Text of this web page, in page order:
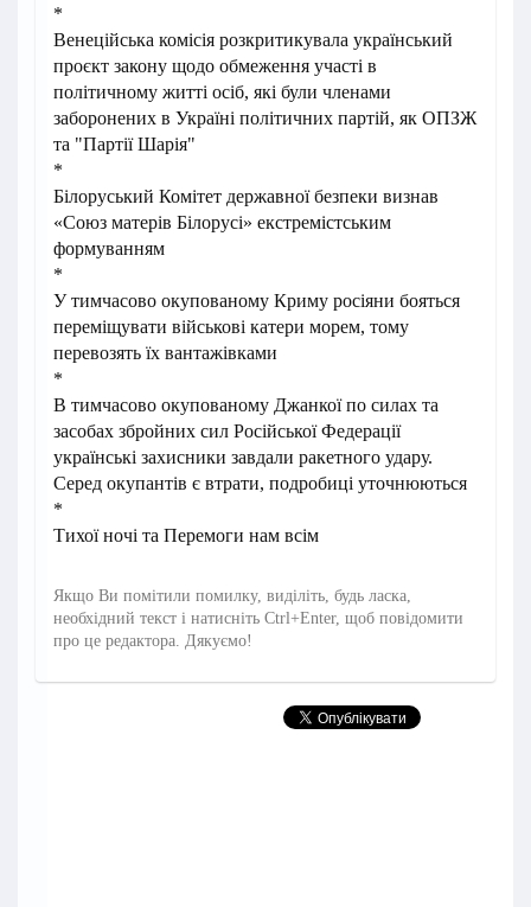
*
Венеційська комісія розкритикувала український
проєкт закону щодо обмеження участі в
політичному житті осіб, які були членами
заборонених в Україні політичних партій, як ОПЗЖ
та "Партії Шарія"
*
Білоруський Комітет державної безпеки визнав
«Союз матерів Білорусі» екстремістським
формуванням
*
У тимчасово окупованому Криму росіяни бояться
переміщувати військові катери морем, тому
перевозять їх вантажівками
*
В тимчасово окупованому Джанкої по силах та
засобах збройних сил Російської Федерації
українські захисники завдали ракетного удару.
Серед окупантів є втрати, подробиці уточнюються
*
Тихої ночі та Перемоги нам всім
Якщо Ви помітили помилку, виділіть, будь ласка,
необхідний текст і натисніть Ctrl+Enter, щоб повідомити
про це редактора. Дякуємо!